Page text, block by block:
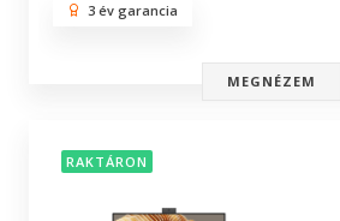
3 év garancia
MEGNÉZEM
RAKTÁRON